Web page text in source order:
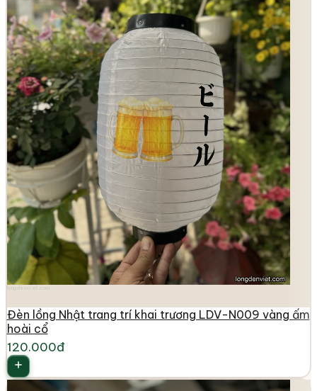
Đèn lồng Nhật trang trí khai trương LDV-N009 vàng ấm
hoài cổ
120.000đ